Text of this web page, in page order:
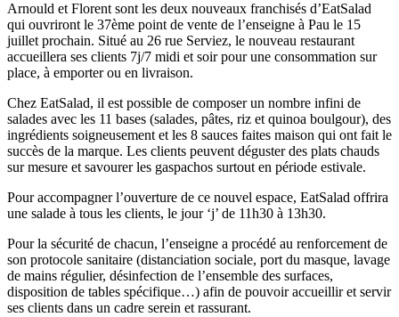
Arnould et Florent sont les deux nouveaux franchisés d’EatSalad
qui ouvriront le 37ème point de vente de l’enseigne à Pau le 15
juillet prochain. Situé au 26 rue Serviez, le nouveau restaurant
accueillera ses clients 7j/7 midi et soir pour une consommation sur
place, à emporter ou en livraison.
Chez EatSalad, il est possible de composer un nombre infini de
salades avec les 11 bases (salades, pâtes, riz et quinoa boulgour), des
ingrédients soigneusement et les 8 sauces faites maison qui ont fait le
succès de la marque. Les clients peuvent déguster des plats chauds
sur mesure et savourer les gaspachos surtout en période estivale.
Pour accompagner l’ouverture de ce nouvel espace, EatSalad offrira
une salade à tous les clients, le jour ‘j’ de 11h30 à 13h30.
Pour la sécurité de chacun, l’enseigne a procédé au renforcement de
son protocole sanitaire (distanciation sociale, port du masque, lavage
de mains régulier, désinfection de l’ensemble des surfaces,
disposition de tables spécifique…) afin de pouvoir accueillir et servir
ses clients dans un cadre serein et rassurant.